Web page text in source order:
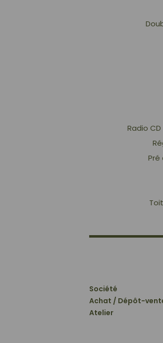
Radio
Société
Achat / Dépôt-
Atelier